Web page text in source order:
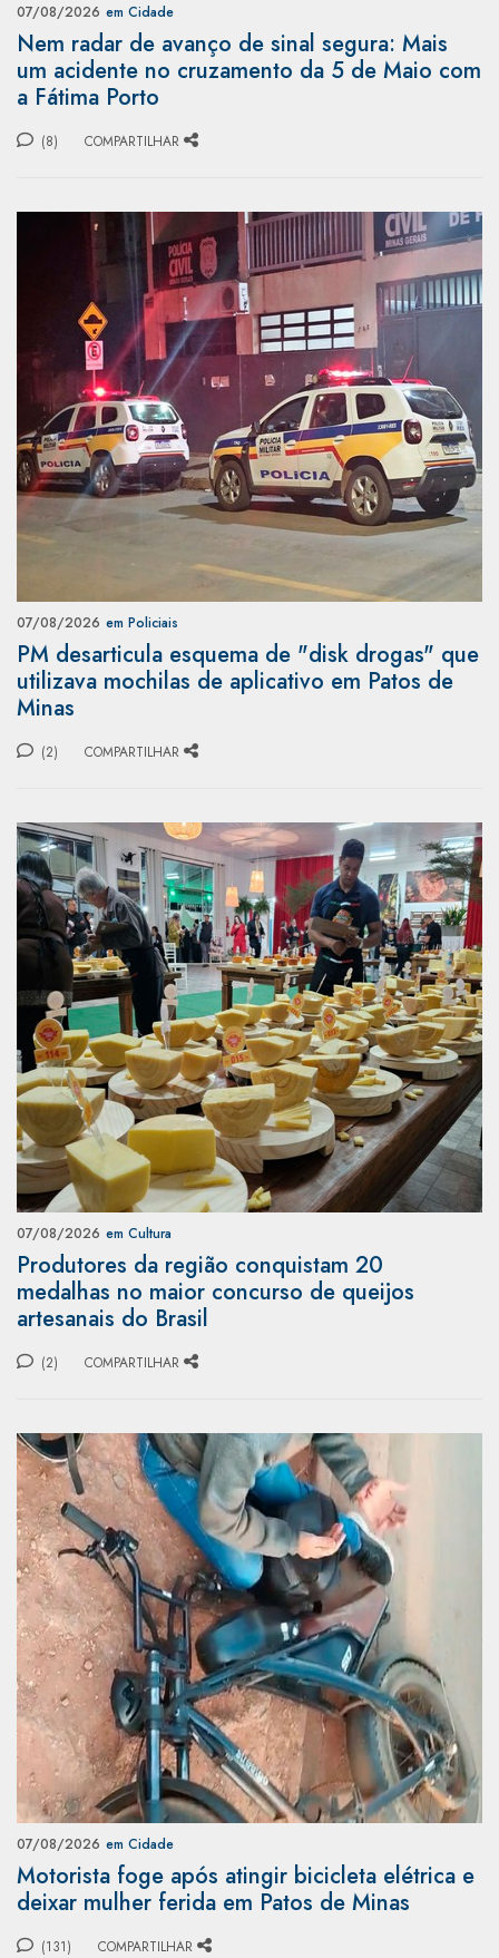
07/08/2026 em Cidade
Nem radar de avanço de sinal segura: Mais
um acidente no cruzamento da 5 de Maio com
a Fátima Porto
(8) COMPARTILHAR
07/08/2026 em Policiais
PM desarticula esquema de "disk drogas" que
utilizava mochilas de aplicativo em Patos de
Minas
(2) COMPARTILHAR
07/08/2026 em Cultura
Produtores da região conquistam 20
medalhas no maior concurso de queijos
artesanais do Brasil
(2) COMPARTILHAR
07/08/2026 em Cidade
Motorista foge após atingir bicicleta elétrica e
deixar mulher ferida em Patos de Minas
(131) COMPARTILHAR